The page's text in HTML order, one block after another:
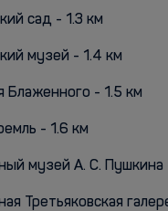
сад - 1.3 км
музей - 1.4 км
Блаженного - 1.5 км
- 1.6 км
музей А. С. Пушкина
Третьяковская